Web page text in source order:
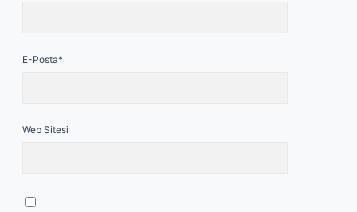
E-Posta*
Web Sitesi